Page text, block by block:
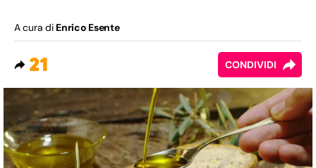
A cura di Enrico Esente
21 CONDIVIDI